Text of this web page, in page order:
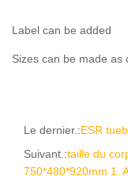
Label can be added
Sizes can be made as
Le dernier.:ESR
Suivant.:taille du
750*480*920mm 1.